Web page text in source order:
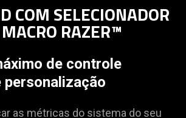
COM SELECIONADOR
RAZER™
de controle
personalização
as métricas do sistema do seu